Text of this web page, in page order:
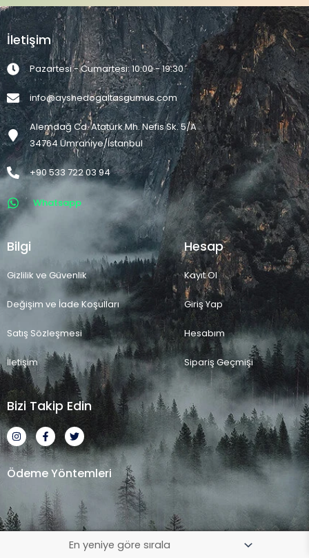
İletişim
Pazartesi - Cumartesi: 10:00 - 19:30
info@ayshedogaltasgumus.com
Alemdağ Cd. Atatürk Mh. Nefis Sk. 5/A
34764 Ümraniye/İstanbul
+90 533 722 03 94
Whatsapp
Bilgi
Gizlilik ve Güvenlik
Değişim ve İade Koşulları
Satış Sözleşmesi
İletişim
Hesap
Kayıt Ol
Giriş Yap
Hesabım
Sipariş Geçmişi
Bizi Takip Edin
I
n
s
t
a
g
F
a
c
e
b
o
o
k
-
f
T
w
i
t
t
e
Ödeme Yöntemleri
2023 Ayshe Doğal Taş - Tüm Hakları Saklıdır